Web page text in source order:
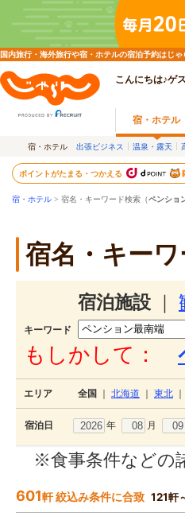
国内旅行・海外旅行や宿・ホテルの宿泊予約はじ
こんにちは♪ゲ
宿・ホテル
宿・ホテル 出張ビジネス 温泉・露天
ポイントがたまる・つかえる
宿・ホテル > 宿名・キーワード検索（ペンショ
宿名・キー
宿泊施設
キーワード
もしかして：
エリア 全国 北海道 東北
宿泊日 年 月
※食事条件などの
601軒 絞込み条件に合致 121軒